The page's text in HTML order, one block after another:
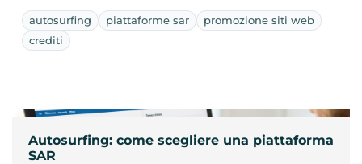
autosurfing piattaforme sar
promozione siti web
crediti
Autosurfing: come scegliere una piattaforma
SAR